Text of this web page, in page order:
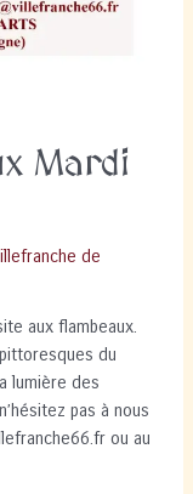
Mardi
de
aux flambeaux.
du
lumière des
pas à nous
ou au